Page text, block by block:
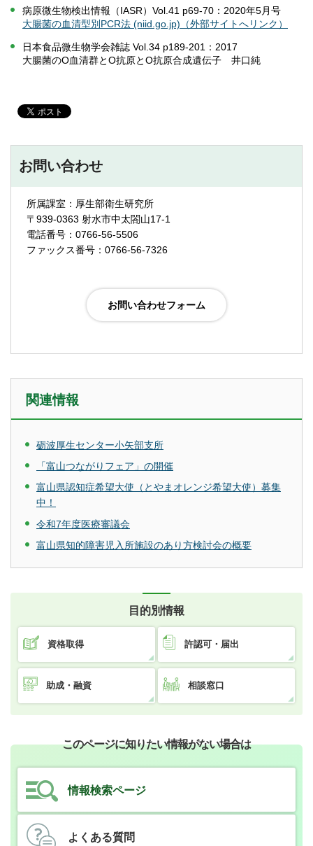
病原微生物検出情報（IASR）Vol.41 p69-70：2020年5月号
大腸菌の血清型別PCR法 (niid.go.jp)（外部サイトへリンク）
日本食品微生物学会雑誌 Vol.34 p189-201：2017
大腸菌のO血清群とO抗原とO抗原合成遺伝子 井口純
お問い合わせ
所属課室：厚生部衛生研究所
〒939-0363 射水市中太閤山17-1
電話番号：0766-56-5506
ファックス番号：0766-56-7326
関連情報
砺波厚生センター小矢部支所
「富山つながりフェア」の開催
富山県認知症希望大使（とやまオレンジ希望大使）募集
中！
令和7年度医療審議会
富山県知的障害児入所施設のあり方検討会の概要
目的別情報
資格取得 許認可・届出
助成・融資 相談窓口
このページに知りたい情報がない場合は
情報検索ページ
よくある質問